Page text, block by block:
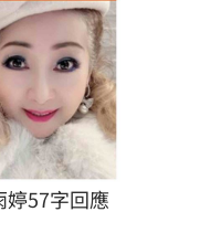
婷57字回應